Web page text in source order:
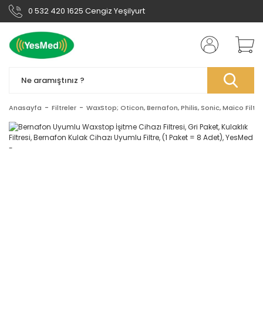
0 532 420 1625 Cengiz Yeşilyurt
Anasayfa Filtreler WaxStop; Oticon, Bernafon, Philis, Sonic, Maico